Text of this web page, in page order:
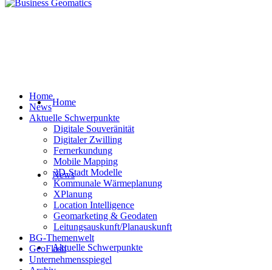
Home
News
Aktuelle Schwerpunkte
Home
News
Aktuelle Schwerpunkte
Digitale Souveränität
Digitaler Zwilling
Fernerkundung
Mobile Mapping
3D-Stadt Modelle
Kommunale Wärmeplanung
XPlanung
Location Intelligence
Geomarketing & Geodaten
Leitungsauskunft/Planauskunft
BG-Themenwelt
GeoFlash
Unternehmensspiegel